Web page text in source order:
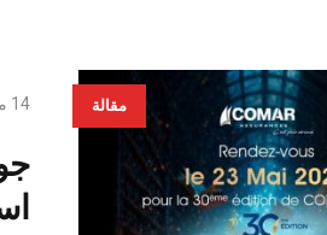
مقالة 14 مايو، 2026